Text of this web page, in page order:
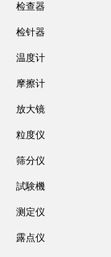
检查器
检针器
温度计
摩擦计
放大镜
粒度仪
筛分仪
試験機
测定仪
露点仪